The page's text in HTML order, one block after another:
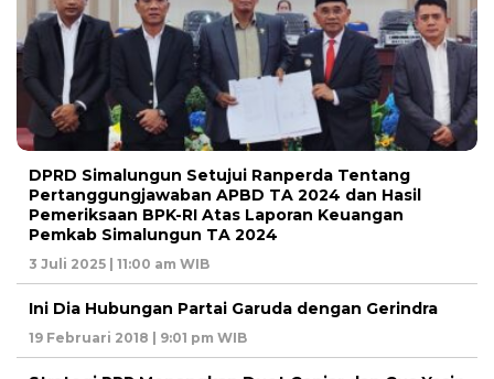
DPRD Simalungun Setujui Ranperda Tentang
Pertanggungjawaban APBD TA 2024 dan Hasil
Pemeriksaan BPK-RI Atas Laporan Keuangan
Pemkab Simalungun TA 2024
3 Juli 2025 | 11:00 am WIB
Ini Dia Hubungan Partai Garuda dengan Gerindra
19 Februari 2018 | 9:01 pm WIB